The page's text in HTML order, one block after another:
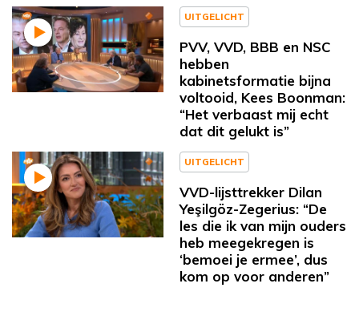
UITGELICHT
PVV, VVD, BBB en NSC
hebben
kabinetsformatie bijna
voltooid, Kees Boonman:
“Het verbaast mij echt
dat dit gelukt is”
UITGELICHT
VVD-lijsttrekker Dilan
Yeşilgöz-Zegerius: “De
les die ik van mijn ouders
heb meegekregen is
‘bemoei je ermee’, dus
kom op voor anderen”